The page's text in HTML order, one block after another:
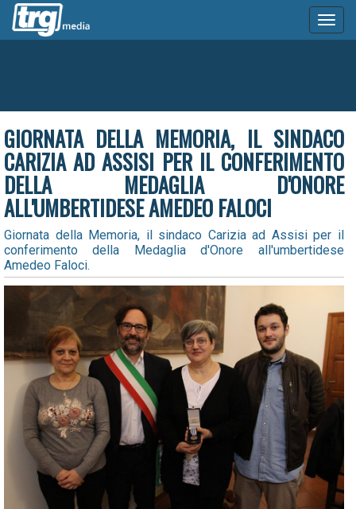
GIORNATA DELLA MEMORIA, IL SINDACO
CARIZIA AD ASSISI PER IL CONFERIMENTO
DELLA MEDAGLIA D'ONORE
ALL'UMBERTIDESE AMEDEO FALOCI
Giornata della Memoria, il sindaco Carizia ad Assisi per il
conferimento della Medaglia d'Onore all'umbertidese
Amedeo Faloci.